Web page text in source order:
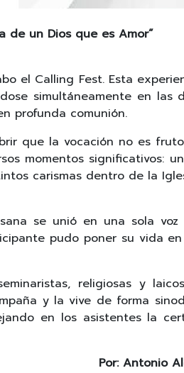
de un Dios que es Amor”
el Calling Fest. Esta
simultáneamente en las
profunda comunión.
que la vocación no es
momentos significativos:
carismas dentro de la
se unió en una sola
pudo poner su vida en
religiosas y
y la vive de forma
en los asistentes la
Por: Antonio